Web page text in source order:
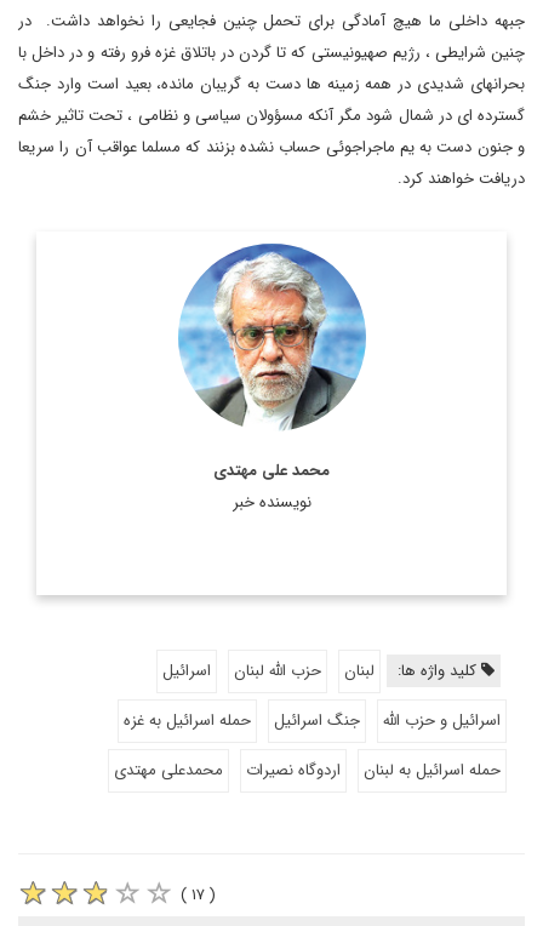
جبهه داخلی ما هیچ آمادگی برای تحمل چنین فجایعی را نخواهد داشت. در
چنین شرایطی ، رژیم صهیونیستی که تا گردن در باتلاق غزه فرو رفته و در داخل با
بحرانهای شدیدی در همه زمینه ها دست به گریبان مانده، بعید است وارد جنگ
گسترده ای در شمال شود مگر آنکه مسؤولان سیاسی و نظامی ، تحت تاثیر خشم
و جنون دست به یم ماجراجوئی حساب نشده بزنند که مسلما عواقب آن را سریعا
دریافت خواهند کرد.
محمد علی مهتدی
نویسنده خبر
کارشناس مسائل خاورمیانه و جهان عرب
اطلاعات بیشتر
کلید واژه ها: لبنان حزب الله لبنان
اسرائیل
اسرائیل و حزب الله
جنگ اسرائیل
حمله اسرائیل به غزه
حمله اسرائیل به لبنان
اردوگاه نصیرات محمدعلی مهتدی
( ۱۷ )